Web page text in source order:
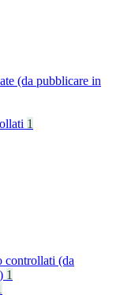
(da pubblicare in
1
controllati (da
1